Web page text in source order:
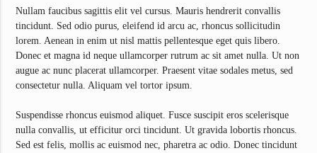
Nullam faucibus sagittis elit vel cursus. Mauris hendrerit convallis
tincidunt. Sed odio purus, eleifend id arcu ac, rhoncus sollicitudin
lorem. Aenean in enim ut nisl mattis pellentesque eget quis libero.
Donec et magna id neque ullamcorper rutrum ac sit amet nulla. Ut non
augue ac nunc placerat ullamcorper. Praesent vitae sodales metus, sed
consectetur nulla. Aliquam vel tortor ipsum.
Suspendisse rhoncus euismod aliquet. Fusce suscipit eros scelerisque
nulla convallis, ut efficitur orci tincidunt. Ut gravida lobortis rhoncus.
Sed est felis, mollis ac euismod nec, pharetra ac odio. Donec tincidunt